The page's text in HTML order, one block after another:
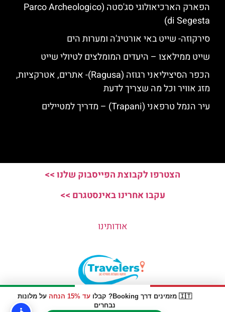
🇮🇹 מזמינים דרך Booking? קבלו עד 15% הנחה
על מלונות
נבחרים
הפארק הארכיאולוגי סג'סטה (Parco Archeologico
di Segesta)
סירקוזה- שייט באי אורטיג'ה ומערות הים
שייט ממילאצו – היעדים המומלצים לטיולי שייט
הכפר הסיציליאני רגוזה (Ragusa)- אתרים, אטרקציות,
מזג אוויר וכל מה שצריך לדעת
עיר הנמל טרפאני (Trapani) – מדריך למטיילים
הצטרפו לקבוצת הפייסבוק שלנו >>
עקבו אחרינו באינסטגרם >>
אודותינו
האתר הינו אתר המלצות מטיילים © כל הזכויות שמורות לסוכנות